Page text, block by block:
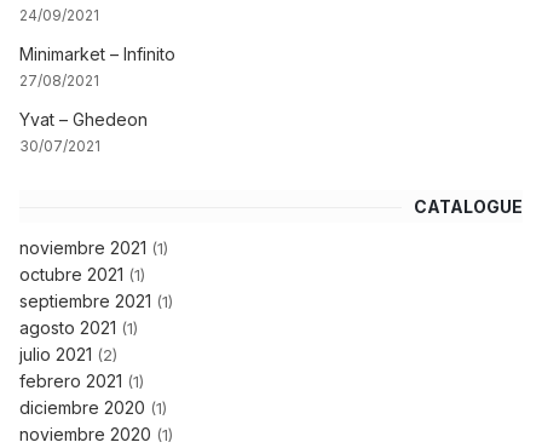
24/09/2021
Minimarket – Infinito
27/08/2021
Yvat – Ghedeon
30/07/2021
CATALOGUE
noviembre 2021 (1)
octubre 2021 (1)
septiembre 2021 (1)
agosto 2021 (1)
julio 2021 (2)
febrero 2021 (1)
diciembre 2020 (1)
noviembre 2020 (1)